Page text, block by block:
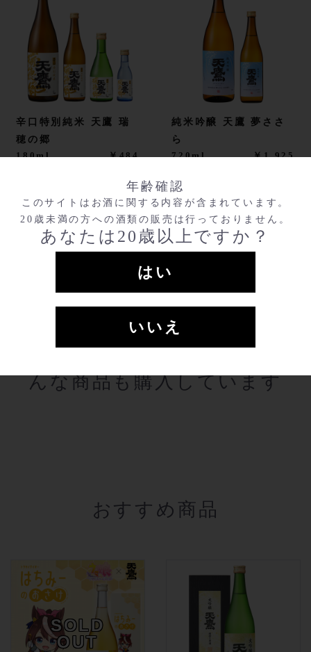
年齢確認
このサイトはお酒に関する内容が含まれています。
20歳未満の方への酒類の販売は行っておりません。
あなたは20歳以上ですか？
はい
いいえ
辛口特別純米 天鷹 瑞
穂の郷
180ml
￥484
￥1,595
720ml（包装あ
り）
￥1,815
1800ml
￥3,190
1800ml（包装
￥3,410
純米吟醸 天鷹 夢ささ
ら
720ml
￥1,925
り）
1800ml
￥3,850
1800ml（包装
あり）
￥4,070
んな商品も購入しています
おすすめ商品
SOLD
OUT